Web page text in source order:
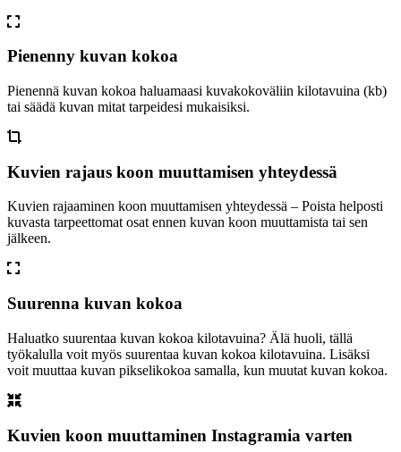
Pienenny kuvan kokoa
Pienennä kuvan kokoa haluamaasi kuvakokoväliin kilotavuina (kb)
tai säädä kuvan mitat tarpeidesi mukaisiksi.
Kuvien rajaus koon muuttamisen yhteydessä
Kuvien rajaaminen koon muuttamisen yhteydessä – Poista helposti
kuvasta tarpeettomat osat ennen kuvan koon muuttamista tai sen
jälkeen.
Suurenna kuvan kokoa
Haluatko suurentaa kuvan kokoa kilotavuina? Älä huoli, tällä
työkalulla voit myös suurentaa kuvan kokoa kilotavuina. Lisäksi
voit muuttaa kuvan pikselikokoa samalla, kun muutat kuvan kokoa.
Kuvien koon muuttaminen Instagramia varten